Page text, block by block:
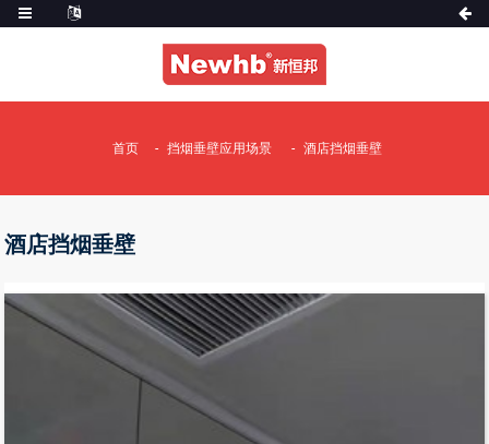
首页 挡烟垂壁应用场景 酒店挡烟垂壁
酒店挡烟垂壁